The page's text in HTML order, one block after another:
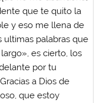
que te quito la
y eso me llena de
ultimas palabras que
es cierto, los
por tu
a Dios de
que estoy